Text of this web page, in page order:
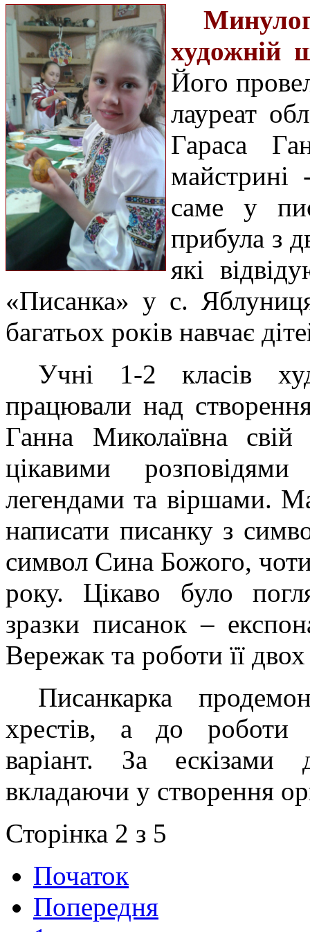
художній
Його
лауреат
Гараса
майстрині
саме у
прибула з
які
«Писанка» у с.
багатьох років навчає
Учні 1-2 класів
працювали над
Ганна Миколаївна свій
цікавими
легендами та віршами.
написати писанку з
символ Сина Божого,
року. Цікаво було
зразки писанок –
Вережак та роботи її
Писанкарка
хрестів, а до роботи
варіант. За ескізами
вкладаючи у створення
Сторінка 2 з 5
Початок
Попередня